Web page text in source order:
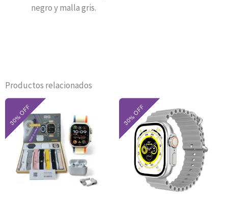
negro y malla gris.
Productos relacionados
precio
original
era:
$49.500.
precio
actual
es:
$34.650.
El
precio
original
era:
$120.100.
precio
actual
es:
$39.970.